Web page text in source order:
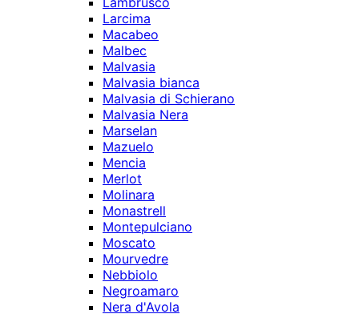
Larcima
Macabeo
Malbec
Malvasia
Malvasia bianca
Malvasia di Schierano
Malvasia Nera
Marselan
Mazuelo
Mencia
Merlot
Molinara
Monastrell
Montepulciano
Moscato
Mourvedre
Nebbiolo
Negroamaro
Nera d'Avola